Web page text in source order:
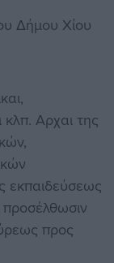
Δήμου Χίου
κλπ. Αρχαι της
εκπαιδεύσεως
προς